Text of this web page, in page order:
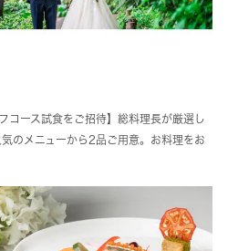
コース試食をご招待】総料理長が厳選し
のメニューから2品ご用意。お料理をお